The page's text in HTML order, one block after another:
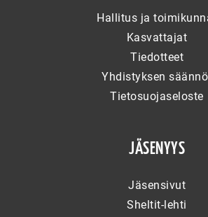
Hallitus ja
Kasvattajat
Tiedotteet
Yhdistyksen
Tietosuojaseloste
JÄSENYYS
Jäsensivut
Sheltit-lehti